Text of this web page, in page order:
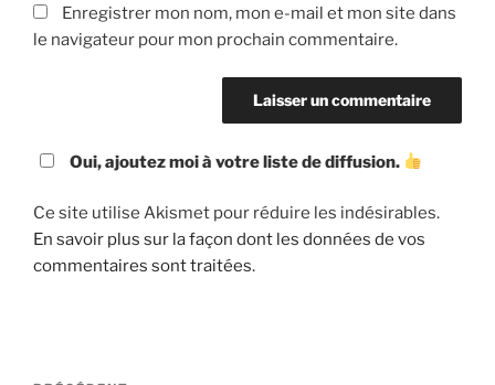
Enregistrer mon nom, mon e-mail et mon site dans
le navigateur pour mon prochain commentaire.
Oui, ajoutez moi à votre liste de diffusion.
Ce site utilise Akismet pour réduire les indésirables.
En savoir plus sur la façon dont les données de vos
commentaires sont traitées.
Navigation